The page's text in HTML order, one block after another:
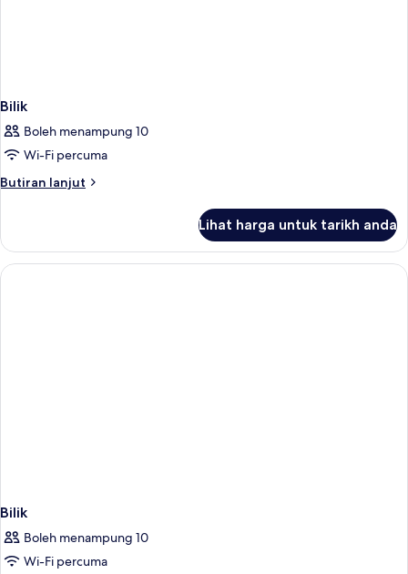
Bilik
Boleh menampung 10
Wi-Fi percuma
Butiran lanjut
Butiran
Lihat harga untuk tarikh anda
Bilik
Boleh menampung 10
Wi-Fi percuma